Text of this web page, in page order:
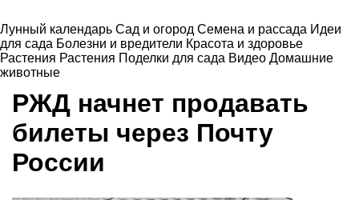
Лунный календарь Сад и огород Семена и рассада Идеи
для сада Болезни и вредители Красота и здоровье
Растения Растения Поделки для сада Видео Домашние
животные
РЖД начнет продавать
билеты через Почту
России